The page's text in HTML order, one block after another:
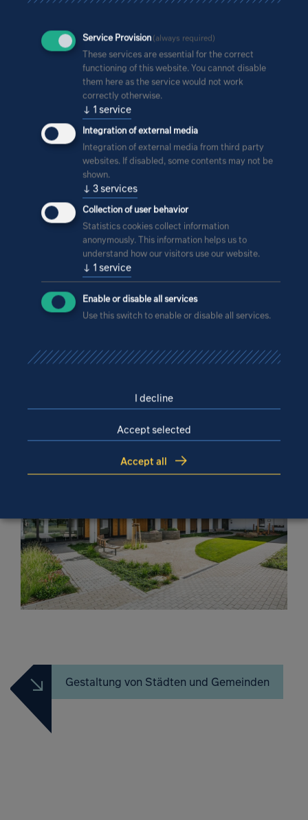
Erlebnis des späteren Aussehens zu ermöglichen“,
erzählt Pfingsten. So wurde es möglich, den gesamten
Planungs- und Bauprozess vom Entwurf bis zur
Übergabe sehr überzeugend und stringent umzusetzen.
Mehr zum Projekt
Gestaltung von Städten und Gemeinden
Service Provision(always required)
These services are essential for the correct
functioning of this website. You cannot disable
them here as the service would not work
correctly otherwise.
↓ 1 service
Integration of external media
Integration of external media from third party
websites. If disabled, some contents may not be
shown.
↓ 3services
Collection of user behavior
Statistics cookies collect information
anonymously. This information helps us to
understand how our visitors use our website.
↓ 1 service
Enable or disable all services
Use this switch to enable or disable all services.
I decline
Accept selected
Accept all